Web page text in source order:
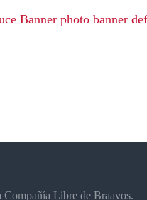
Libre de Braavos.